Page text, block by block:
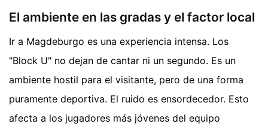
El ambiente en las gradas y el factor local
Ir a Magdeburgo es una experiencia intensa. Los
"Block U" no dejan de cantar ni un segundo. Es un
ambiente hostil para el visitante, pero de una forma
puramente deportiva. El ruido es ensordecedor. Esto
afecta a los jugadores más jóvenes del equipo